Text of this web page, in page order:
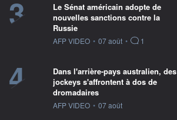
3
Le Sénat américain adopte de
nouvelles sanctions contre la
Russie
information fournie par
AFP VIDEO • 07 août • 1
4
Dans l'arrière-pays australien, des
jockeys s'affrontent à dos de
dromadaires
information fournie par
AFP VIDEO • 07 août